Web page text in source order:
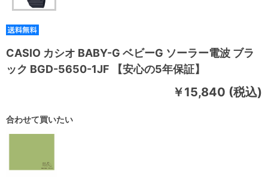
CASIO カシオ BABY-G ベビーG ソーラー電波 ブラ
ック BGD-5650-1JF 【安心の5年保証】
￥15,840 (税込)
合わせて買いたい